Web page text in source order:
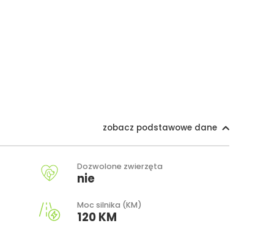
zobacz podstawowe dane
Dozwolone zwierzęta
nie
Moc silnika (KM)
120 KM